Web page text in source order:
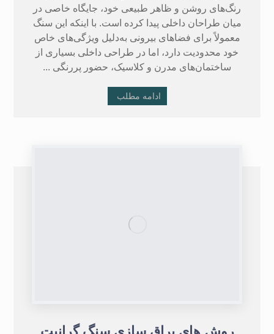
رنگ‌های روشن و ظاهر طبیعی خود، جایگاه خاصی در
میان طراحان داخلی پیدا کرده است. با اینکه این سنگ
معمولاً برای فضاهای بیرونی به‌دلیل ویژگی‌های خاص
خود محدودیت دارد، اما در طراحی داخلی بسیاری از
ساختمان‌های مدرن و کلاسیک، حضور پررنگی ...
ادامه مطلب